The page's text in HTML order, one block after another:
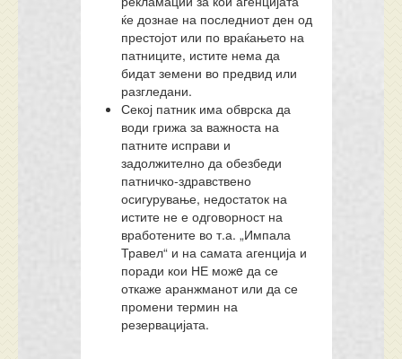
ќе дознае на последниот ден од
престојот или по враќањето на
патниците, истите нема да
бидат земени во предвид или
разгледани.
Секој патник има обврска да
води грижа за важноста на
патните исправи и
задолжително да обезбеди
патничко-здравствено
осигурување, недостаток на
истите не е одговорност на
вработените во т.а. „Импала
Травел“ и на самата агенција и
поради кои НЕ можe да се
откаже аранжманот или да се
промени термин на
резервацијата.